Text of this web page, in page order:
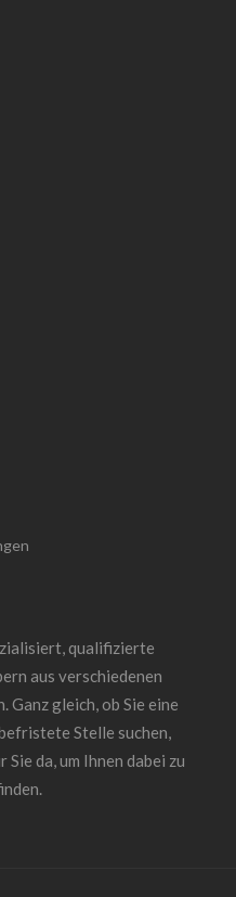
qualifizierte
aus verschiedenen
Ganz gleich, ob Sie eine
Stelle suchen,
da, um Ihnen dabei zu